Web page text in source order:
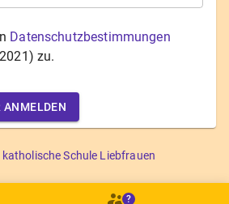
Datenschutzbestimmungen
) zu.
ANMELDEN
katholische Schule Liebfrauen
?